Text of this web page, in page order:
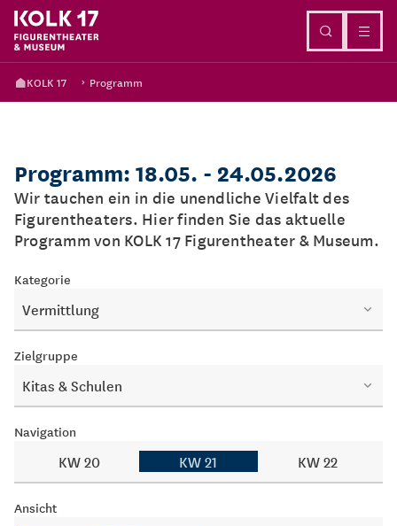
KOLK 17 Programm
Programm: 18.05. - 24.05.2026
Wir tauchen ein in die unendliche Vielfalt des
Figurentheaters. Hier finden Sie das aktuelle
Programm von KOLK 17 Figurentheater & Museum.
Kategorie
Vermittlung
Zielgruppe
Kitas & Schulen
Navigation
KW 20 KW 21 KW 22
Ansicht